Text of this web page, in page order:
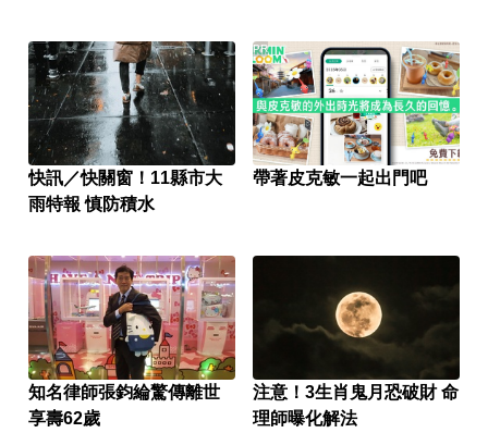
快訊／快關窗！11縣市大
雨特報 慎防積水
帶著皮克敏一起出門吧
PR
知名律師張鈞綸驚傳離世
享壽62歲
注意！3生肖鬼月恐破財 命
理師曝化解法